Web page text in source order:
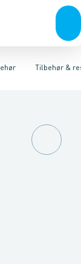
& ventilerAfløb
BrusereTilbehør &
elementer